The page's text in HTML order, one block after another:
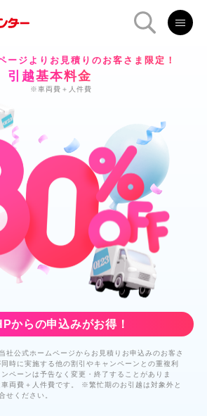
ージよりお見積りのお客さま限定！
引 越基本料金
※車両費＋人件費
からの申込みがお得！
社公式ホームページからお見積りお申込みのお客さ
時に実施する他の割引やキャンペーンとの重複利
ペーンは予告なく変更・終了することがありま
両費＋人件費です。 ※繁忙期のお引越は対象外と
せください。